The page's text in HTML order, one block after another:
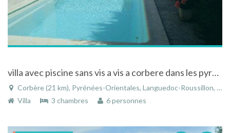
villa avec piscine sans vis a vis a corbere dans les pyrennes orientales
Corbère (21 km), Pyrénées-Orientales, Languedoc-Roussillon, Occitanie, France
Villa
3 chambres 6 personnes